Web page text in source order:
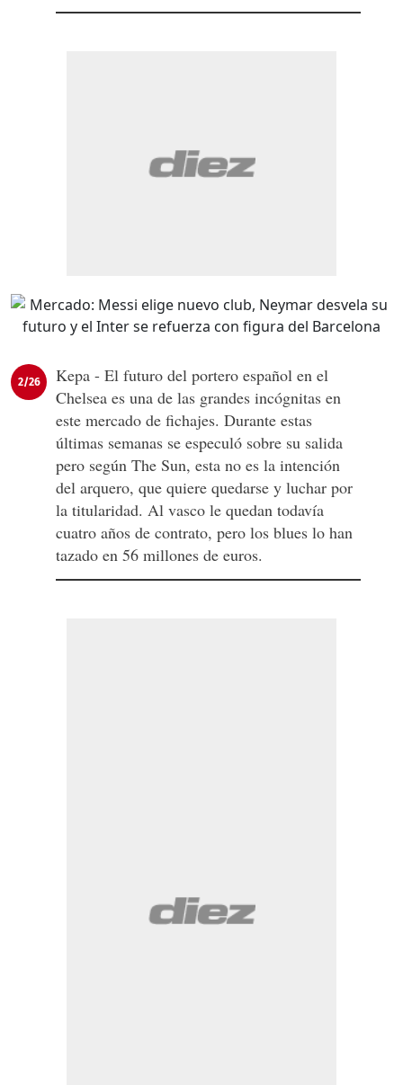
2/26
Kepa - El futuro del portero español en el
Chelsea es una de las grandes incógnitas en
este mercado de fichajes. Durante estas
últimas semanas se especuló sobre su salida
pero según The Sun, esta no es la intención
del arquero, que quiere quedarse y luchar por
la titularidad. Al vasco le quedan todavía
cuatro años de contrato, pero los blues lo han
tazado en 56 millones de euros.